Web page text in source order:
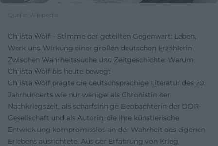
Quelle: Wikipedia
Christa Wolf – Stimme der geteilten Gegenwart: Leben,
Werk und Wirkung einer großen deutschen Erzählerin
Zwischen Wahrheitssuche und Zeitgeschichte: Warum
Christa Wolf bis heute bewegt
Christa Wolf prägte die deutschsprachige Literatur des 20.
Jahrhunderts wie nur wenige: als Chronistin der
Nachkriegszeit, als scharfsinnige Beobachterin der DDR-
Gesellschaft und als Autorin, die ihre künstlerische
Entwicklung kompromisslos an der Wahrheit des eigenen
Erlebens ausrichtete. Aus der Erfahrung von Krieg,